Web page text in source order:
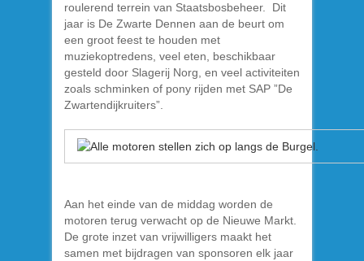
roulerend terrein van Staatsbosbeheer. Dit
jaar is De Zwarte Dennen aan de beurt om
een groot feest te houden met
muziekoptredens, veel eten, beschikbaar
gesteld door Slagerij Norg, en veel activiteiten
zoals schminken of pony rijden met SAP ”De
Zwartendijkruiters”.
Aan het einde van de middag worden de
motoren terug verwacht op de Nieuwe Markt.
De grote inzet van vrijwilligers maakt het
samen met bijdragen van sponsoren elk jaar